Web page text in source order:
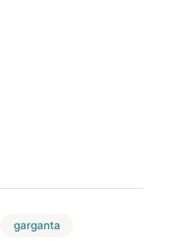
garganta